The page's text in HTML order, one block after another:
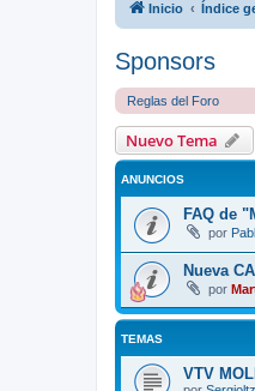
Inicio Índice
Sponsors
Reglas del Foro
Nuevo Tema
ANUNCIOS
FAQ de
por
Nueva
por
TEMAS
VTV